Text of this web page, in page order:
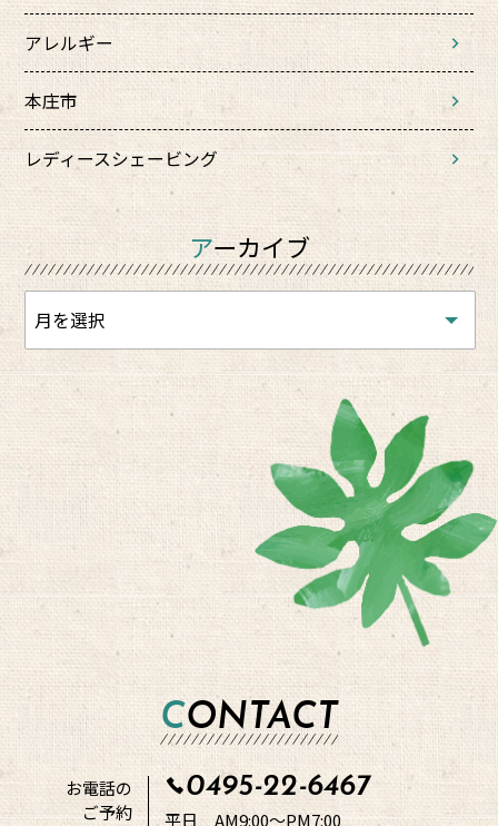
アレルギー
本庄市
レディースシェービング
アーカイブ
CONTACT
お電話の
ご予約
0495-22-6467
平日 AM9:00～PM7:00